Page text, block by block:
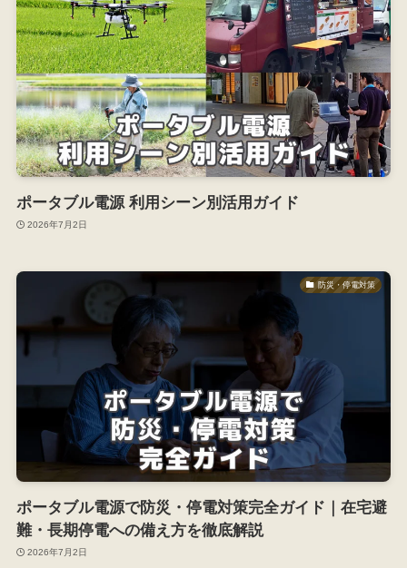
ポータブル電源 利用シーン別活用ガイド
2026年7月2日
防災・停電対策
ポータブル電源で防災・停電対策完全ガイド｜在宅避
難・長期停電への備え方を徹底解説
2026年7月2日